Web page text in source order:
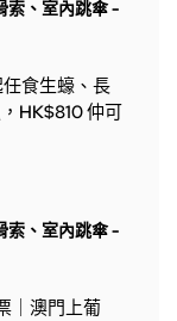
索、室內跳傘 -
食生蠔、長
HK$810 仲可
索、室內跳傘 -
｜澳門上葡